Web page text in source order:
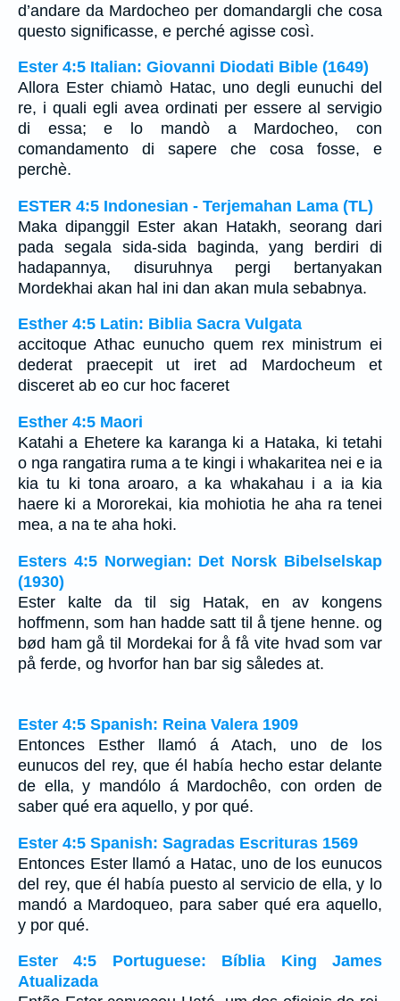
d’andare da Mardocheo per domandargli che cosa
questo significasse, e perché agisse così.
Ester 4:5 Italian: Giovanni Diodati Bible (1649)
Allora Ester chiamò Hatac, uno degli eunuchi del
re, i quali egli avea ordinati per essere al servigio
di essa; e lo mandò a Mardocheo, con
comandamento di sapere che cosa fosse, e
perchè.
ESTER 4:5 Indonesian - Terjemahan Lama (TL)
Maka dipanggil Ester akan Hatakh, seorang dari
pada segala sida-sida baginda, yang berdiri di
hadapannya, disuruhnya pergi bertanyakan
Mordekhai akan hal ini dan akan mula sebabnya.
Esther 4:5 Latin: Biblia Sacra Vulgata
accitoque Athac eunucho quem rex ministrum ei
dederat praecepit ut iret ad Mardocheum et
disceret ab eo cur hoc faceret
Esther 4:5 Maori
Katahi a Ehetere ka karanga ki a Hataka, ki tetahi
o nga rangatira ruma a te kingi i whakaritea nei e ia
kia tu ki tona aroaro, a ka whakahau i a ia kia
haere ki a Mororekai, kia mohiotia he aha ra tenei
mea, a na te aha hoki.
Esters 4:5 Norwegian: Det Norsk Bibelselskap
(1930)
Ester kalte da til sig Hatak, en av kongens
hoffmenn, som han hadde satt til å tjene henne. og
bød ham gå til Mordekai for å få vite hvad som var
på ferde, og hvorfor han bar sig således at.
Ester 4:5 Spanish: Reina Valera 1909
Entonces Esther llamó á Atach, uno de los
eunucos del rey, que él había hecho estar delante
de ella, y mandólo á Mardochêo, con orden de
saber qué era aquello, y por qué.
Ester 4:5 Spanish: Sagradas Escrituras 1569
Entonces Ester llamó a Hatac, uno de los eunucos
del rey, que él había puesto al servicio de ella, y lo
mandó a Mardoqueo, para saber qué era aquello,
y por qué.
Ester 4:5 Portuguese: Bíblia King James
Atualizada